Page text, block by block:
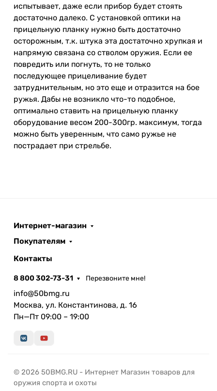
испытывает, даже если прибор будет стоять
достаточно далеко. С установкой оптики на
прицельную планку нужно быть достаточно
осторожным, т.к. штука эта достаточно хрупкая и
напрямую связана со стволом оружия. Если ее
повредить или погнуть, то не только
последующее прицеливание будет
затруднительным, но это еще и отразится на бое
ружья. Дабы не возникло что-то подобное,
оптимально ставить на прицельную планку
оборудование весом 200-300гр. максимум, тогда
можно быть уверенным, что само ружье не
пострадает при стрельбе.
Интернет-магазин
Покупателям
Контакты
8 800 302-73-31 Перезвоните мне!
info@50bmg.ru
Москва, ул. Константинова, д. 16
Пн—Пт 09:00 – 19:00
© 2026 50BMG.RU - Интернет Магазин товаров для
оружия спорта и охоты